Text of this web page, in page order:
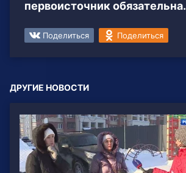
первоисточник обязательна.
Поделиться Поделиться
ДРУГИЕ НОВОСТИ